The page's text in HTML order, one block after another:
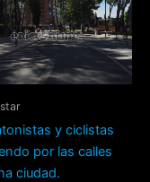
y ciclistas
por las calles
ciudad.